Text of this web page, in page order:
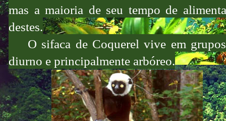
mas a maioria de seu tempo de
destes.
O sifaca de Coquerel vive em
diurno e principalmente arbóreo.